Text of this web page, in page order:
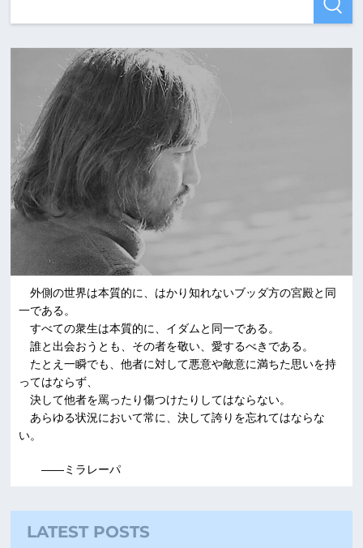
外側の世界は本質的に、はかり知れないブッダ方の宮殿と同
一である。
すべての衆生は本質的に、イダムと同一である。
誰と出会おうとも、その者を敬い、愛するべきである。
たとえ一瞬でも、他者に対して悪意や敵意に満ちた思いを持
ってはならず、
決して他者を罵ったり傷つけたりしてはならない。
あらゆる状況において常に、決して誇りを忘れてはならな
い。
――ミラレーパ
LATEST POSTS